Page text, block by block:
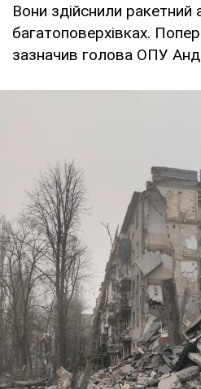
Вони здійснили ракетний
багатоповерхівках.
зазначив голова ОПУ